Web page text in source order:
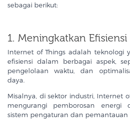
sebagai berikut:
1. Meningkatkan Efisiensi
Internet of Things adalah teknologi
efisiensi dalam berbagai aspek,
pengelolaan waktu, dan
daya.
Misalnya, di sektor industri, Internet
mengurangi pemborosan energi
sistem pengaturan dan pemantauan